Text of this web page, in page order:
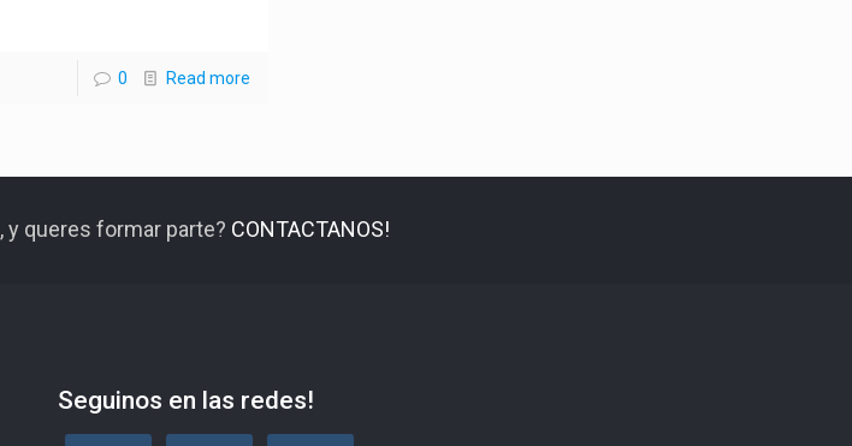
0 Read more
, y queres formar parte? CONTACTANOS!
Seguinos en las redes!